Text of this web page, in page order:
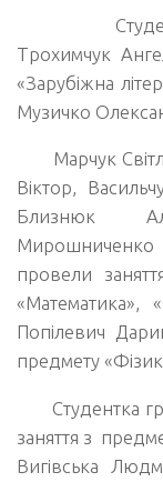
Студенти
Трохимчук
«Зарубіжна
Музичко
Марчук
Віктор,
Близнюк
провели
«Математика»,
Попілевич
предмету
Студентка
заняття з
Вигівська